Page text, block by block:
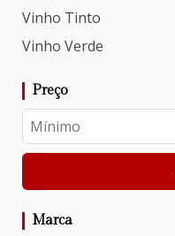
Vinho Tinto
Vinho Verde
Preço
Marca